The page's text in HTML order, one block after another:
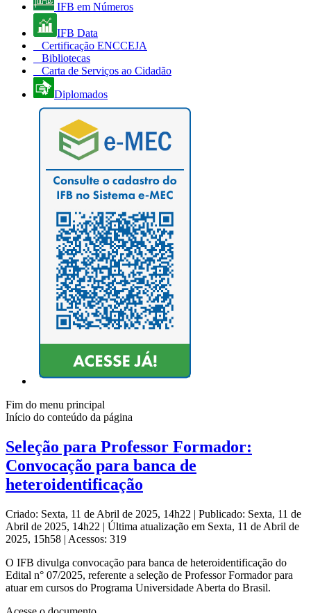
IFB em Números
IFB Data
Certificação ENCCEJA
Bibliotecas
Carta de Serviços ao Cidadão
Diplomados
Fim do menu principal
Início do conteúdo da página
Seleção para Professor Formador:
Convocação para banca de
heteroidentificação
Criado: Sexta, 11 de Abril de 2025, 14h22 | Publicado: Sexta, 11 de
Abril de 2025, 14h22 | Última atualização em Sexta, 11 de Abril de
2025, 15h58 | Acessos: 319
O IFB divulga convocação para banca de heteroidentificação do
Edital n° 07/2025, referente a seleção de Professor Formador para
atuar em cursos do Programa Universidade Aberta do Brasil.